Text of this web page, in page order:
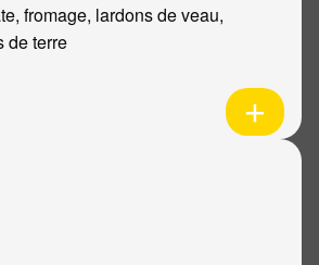
fromage, lardons de veau,
de terre